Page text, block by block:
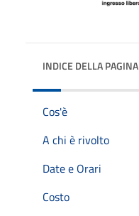
INDICE DELLA PAGINA
Cos'è
A chi è rivolto
Date e Orari
Costo